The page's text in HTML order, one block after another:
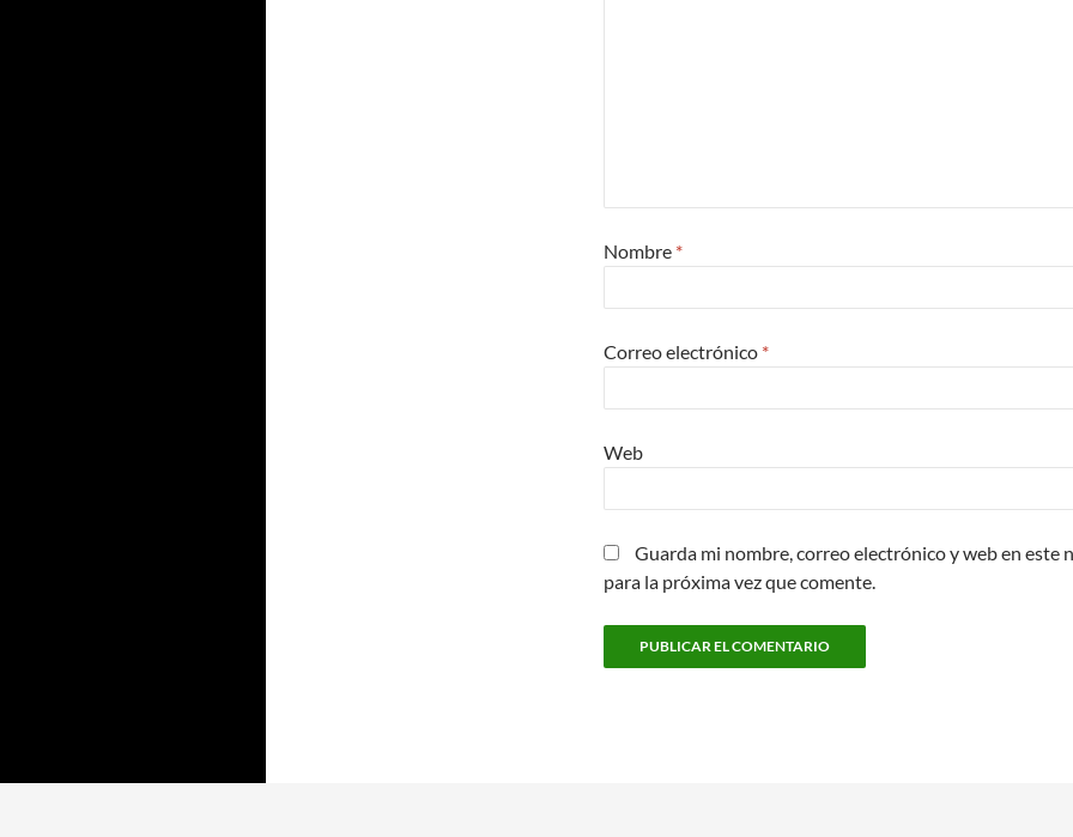
Nombre *
Correo electrónico *
Web
Guarda mi nombre, correo electrónico y web en este
para la próxima vez que comente.